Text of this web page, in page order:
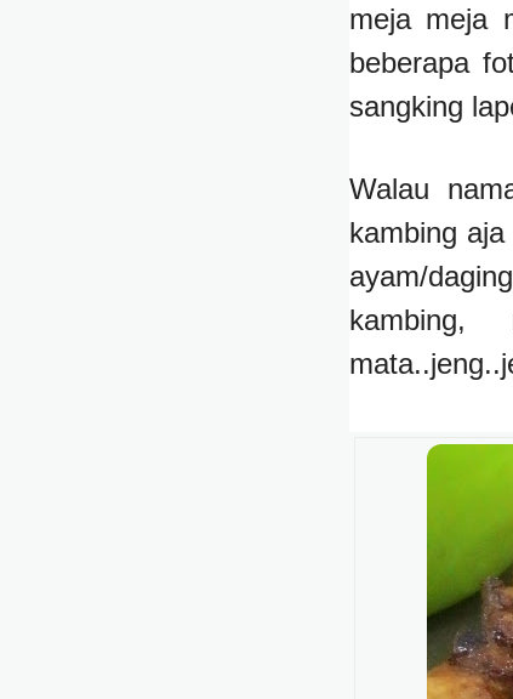
meja meja
beberapa
sangking
Walau
kambing
ayam/